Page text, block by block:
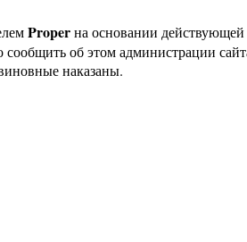
Properна основании
об этом администрации
наказаны.